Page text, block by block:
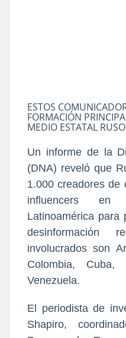
ESTOS
FORMACIÓN
MEDIO ESTATAL
Un informe de la
(DNA) reveló que
1.000 creadores de
influencers
Latinoamérica para
desinformación
involucrados son
Colombia, Cuba,
Venezuela.
El periodista de
Shapiro,